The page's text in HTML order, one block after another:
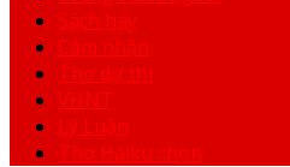
Sách hay
Cảm nhận
Thơ dự thi
VHNT
Lý Luận
Thơ Haiku chọn